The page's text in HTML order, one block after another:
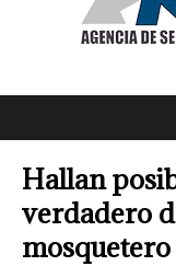
Hallan
verdadero